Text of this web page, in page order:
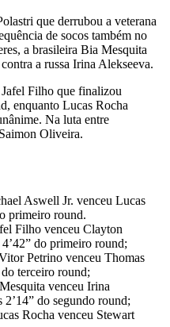
que derrubou a veterana
de socos também no
a brasileira Bia Mesquita
a russa Irina Alekseeva.
Filho que finalizou
enquanto Lucas Rocha
Na luta entre
Oliveira.
Aswell Jr. venceu Lucas
primeiro round.
Filho venceu Clayton
do primeiro round;
Petrino venceu Thomas
terceiro round;
venceu Irina
do segundo round;
Rocha venceu Stewart